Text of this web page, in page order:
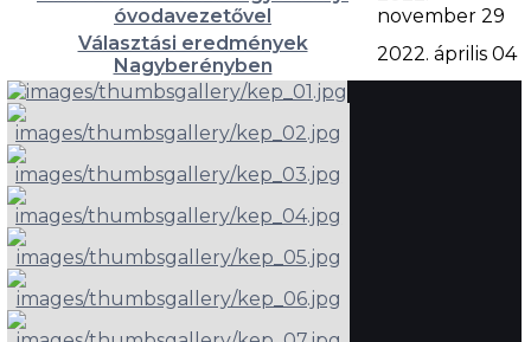
óvodavezetővel
november 29
Választási eredmények
Nagyberényben
2022. április 04